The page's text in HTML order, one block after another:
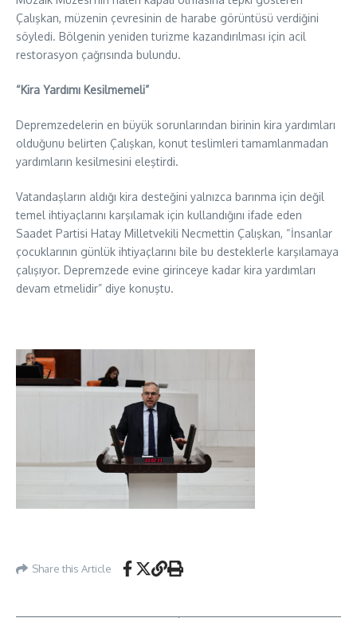
Çalışkan, müzenin çevresinin de harabe görüntüsü verdiğini
söyledi. Bölgenin yeniden turizme kazandırılması için acil
restorasyon çağrısında bulundu.
“Kira Yardımı Kesilmemeli”
Depremzedelerin en büyük sorunlarından birinin kira yardımları
olduğunu belirten Çalışkan, konut teslimleri tamamlanmadan
yardımların kesilmesini eleştirdi.
Vatandaşların aldığı kira desteğini yalnızca barınma için değil
temel ihtiyaçlarını karşılamak için kullandığını ifade eden
Saadet Partisi Hatay Milletvekili Necmettin Çalışkan, “İnsanlar
çocuklarının günlük ihtiyaçlarını bile bu desteklerle karşılamaya
çalışıyor. Depremzede evine girinceye kadar kira yardımları
devam etmelidir” diye konuştu.
Share this Article